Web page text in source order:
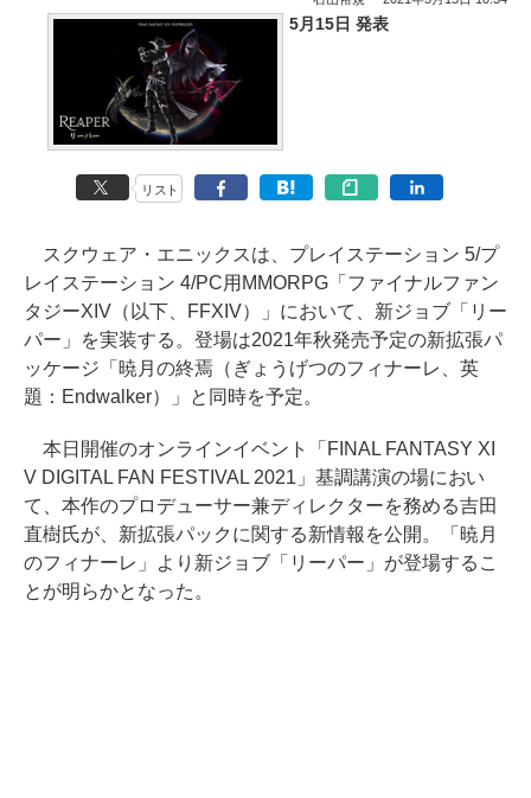
5月15日 発表
リスト
スクウェア・エニックスは、プレイステーション 5/プ
レイステーション 4/PC用MMORPG「ファイナルファン
タジーXIV（以下、FFXIV）」において、新ジョブ「リー
パー」を実装する。登場は2021年秋発売予定の新拡張パ
ッケージ「暁月の終焉（ぎょうげつのフィナーレ、英
題：Endwalker）」と同時を予定。
本日開催のオンラインイベント「FINAL FANTASY XI
V DIGITAL FAN FESTIVAL 2021」基調講演の場におい
て、本作のプロデューサー兼ディレクターを務める吉田
直樹氏が、新拡張パックに関する新情報を公開。「暁月
のフィナーレ」より新ジョブ「リーパー」が登場するこ
とが明らかとなった。